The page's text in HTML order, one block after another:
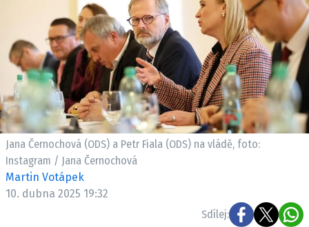
VYDAVATEL
Jana Černochová (ODS) a Petr Fiala (ODS) na vládě, foto:
Instagram / Jana Černochová
Martin Votápek
10. dubna 2025 19:32
Sdílej: